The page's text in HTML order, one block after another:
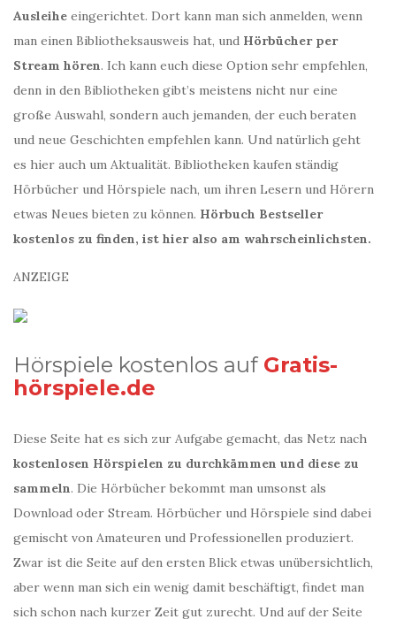
Ausleihe eingerichtet. Dort kann man sich anmelden, wenn
man einen Bibliotheksausweis hat, und Hörbücher per
Stream hören. Ich kann euch diese Option sehr empfehlen,
denn in den Bibliotheken gibt’s meistens nicht nur eine
große Auswahl, sondern auch jemanden, der euch beraten
und neue Geschichten empfehlen kann. Und natürlich geht
es hier auch um Aktualität. Bibliotheken kaufen ständig
Hörbücher und Hörspiele nach, um ihren Lesern und Hörern
etwas Neues bieten zu können. Hörbuch Bestseller
kostenlos zu finden, ist hier also am wahrscheinlichsten.
ANZEIGE
Hörspiele kostenlos auf Gratis-
hörspiele.de
Diese Seite hat es sich zur Aufgabe gemacht, das Netz nach
kostenlosen Hörspielen zu durchkämmen und diese zu
sammeln. Die Hörbücher bekommt man umsonst als
Download oder Stream. Hörbücher und Hörspiele sind dabei
gemischt von Amateuren und Professionellen produziert.
Zwar ist die Seite auf den ersten Blick etwas unübersichtlich,
aber wenn man sich ein wenig damit beschäftigt, findet man
sich schon nach kurzer Zeit gut zurecht. Und auf der Seite